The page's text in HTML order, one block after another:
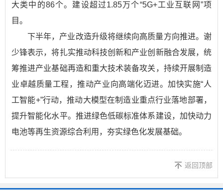
大类中的86个。建设超过1.85万个“5G+工业互联网”项
目。
下半年，产业改造升级将继续向高质量方向推进。谢
少锋表示，将扎实推动科技创新和产业创新融合发展，统
筹推进产业基础再造和重大技术装备攻关，持续开展制造
业卓越质量工程，推动产业向高端化迈进。加快实施“人
工智能+”行动，推动大模型在制造业重点行业落地部署，
提升智能化水平。推进绿色低碳标准体系建设，加快动力
电池等再生资源综合利用，夯实绿色化发展基础。
返回顶部